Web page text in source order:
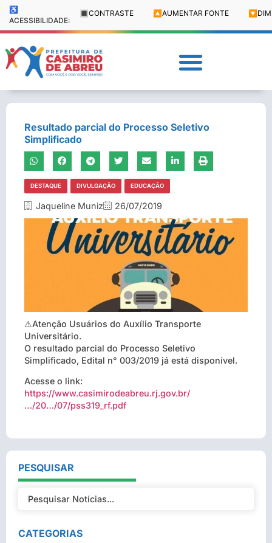
♿
ACESSIBILIDADE:
🔳 CONTRASTE 🔼 AUMENTAR FONTE 🔽
Resultado parcial do Processo Seletivo
Simplificado
DESTAQUE DIVULGAÇÃO EDUCAÇÃO
Jaqueline Muniz 26/07/2019
⚠Atenção Usuários do Auxílio Transporte
Universitário.
O resultado parcial do Processo Seletivo
Simplificado, Edital n° 003/2019 já está disponível.
Acesse o link:
https://www.casimirodeabreu.rj.gov.br/
…/20…/07/pss319_rf.pdf
PESQUISAR
CATEGORIAS